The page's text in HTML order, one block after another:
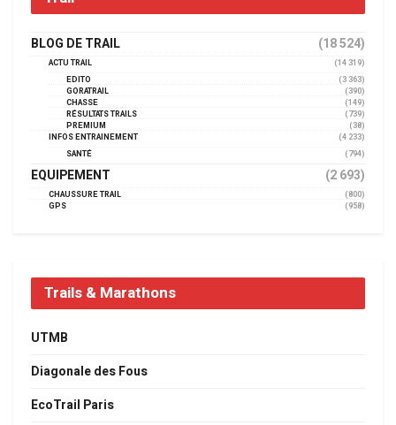
BLOG DE TRAIL (18 524)
ACTU TRAIL
(14 319)
EDITO
(3 363)
GORATRAIL
(390)
CHASSE
(149)
RÉSULTATS TRAILS
(739)
PREMIUM
(38)
INFOS ENTRAINEMENT
(4 233)
SANTÉ
(794)
EQUIPEMENT (2 693)
CHAUSSURE TRAIL
(800)
GPS
(958)
Trails & Marathons
UTMB
Diagonale des Fous
EcoTrail Paris